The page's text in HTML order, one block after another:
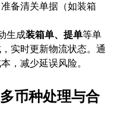
准备清关单据（如装箱
生成装箱单、提单等单
实时更新物流状态。通
，减少延误风险。
币种处理与合